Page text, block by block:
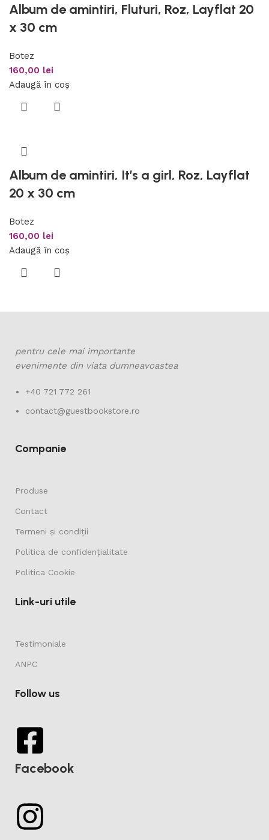
Album de amintiri, Fluturi, Roz, Layflat 20
x 30 cm
Botez
160,00 lei
Adaugă în coș
Album de amintiri, It’s a girl, Roz, Layflat
20 x 30 cm
Botez
160,00 lei
Adaugă în coș
pentru cele mai importante
evenimente din viata dumneavoastea
+40 721 772 261
contact@guestbookstore.ro
Companie
Produse
Contact
Termeni și condiții
Politica de confidențialitate
Politica Cookie
Link-uri utile
Testimoniale
ANPC
Follow us
Facebook